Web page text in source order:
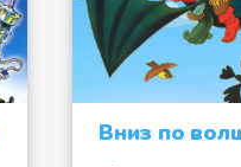
Вниз по